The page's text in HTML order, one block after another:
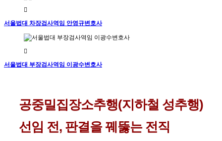
서울법대 차장검사역임 안영규변호사
서울법대 부장검사역임 이광수변호사
선임
비용,
성폭력처벌법
제11조,
공중밀집장소추행(지하철 성추행)
선임 전, 판결을 꿰뚫는 전직